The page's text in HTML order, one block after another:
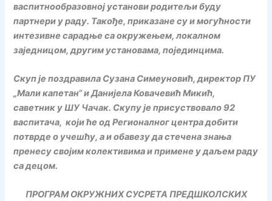
васпитнообразовној установи родитељи буду
партнери у раду. Такође, приказане су и могућности
интезивне сарадње са окружењем, локалном
заједницом, другим установама, појединцима.
Скуп је поздравила Сузана Симеуновић, директор ПУ
„Мали капетан“ и Данијела Ковачевић Микић,
саветник у ШУ Чачак. Скупу је присуствовало 92
васпитача, који ће од Регионалног центра добити
потврде о учешћу, а и обавезу да стечена знања
пренесу својим колективима и примене у даљем раду
са децом.
ПРОГРАМ ОКРУЖНИХ СУСРЕТА ПРЕДШКОЛСКИХ